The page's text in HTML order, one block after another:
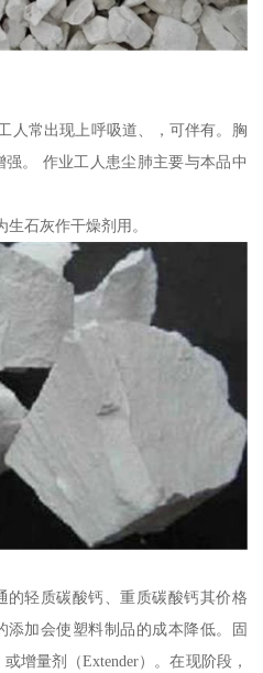
人常出现上呼吸道、，可伴有。胸
。 作业工人患尘肺主要与本品中
石灰作干燥剂用。
的轻质碳酸钙、重质碳酸钙其价格
加会使塑料制品的成本降低。固
增量剂（Extender）。在现阶段，